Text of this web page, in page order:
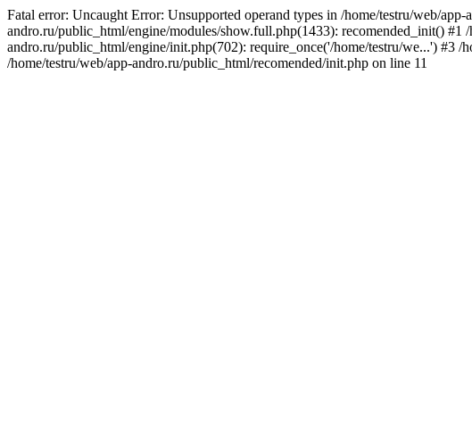
Fatal error: Uncaught Error: Unsupported operand types in /home/testru/web/
andro.ru/public_html/engine/modules/show.full.php(1433): recomended_init()
andro.ru/public_html/engine/init.php(702): require_once('/home/testru/we...') #3
/home/testru/web/app-andro.ru/public_html/recomended/init.php on line 11